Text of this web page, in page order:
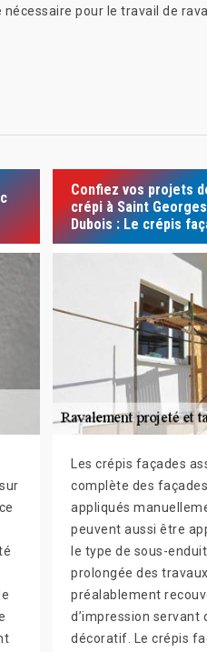
pour le travail de
Confiez vos projets
crépi à Saint
Dubois : Le crépis
Les crépis façades
complète des
appliqués
peuvent aussi être
le type de sous-
prolongée des
préalablement
d’impression servant
décoratif. Le crépis